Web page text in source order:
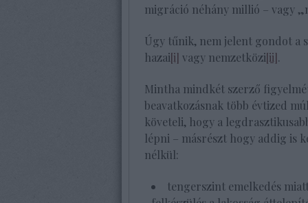
migráció néhány millió – vagy
Úgy tűnik, nem jelent gondot a
hazai[i] vagy nemzetközi[ii].
Mintha mindkét szerző
beavatkozásnak több évtized
követeli, hogy a
lépni – másrészt hogy addig is
nélkül:
tengerszint emelkedés